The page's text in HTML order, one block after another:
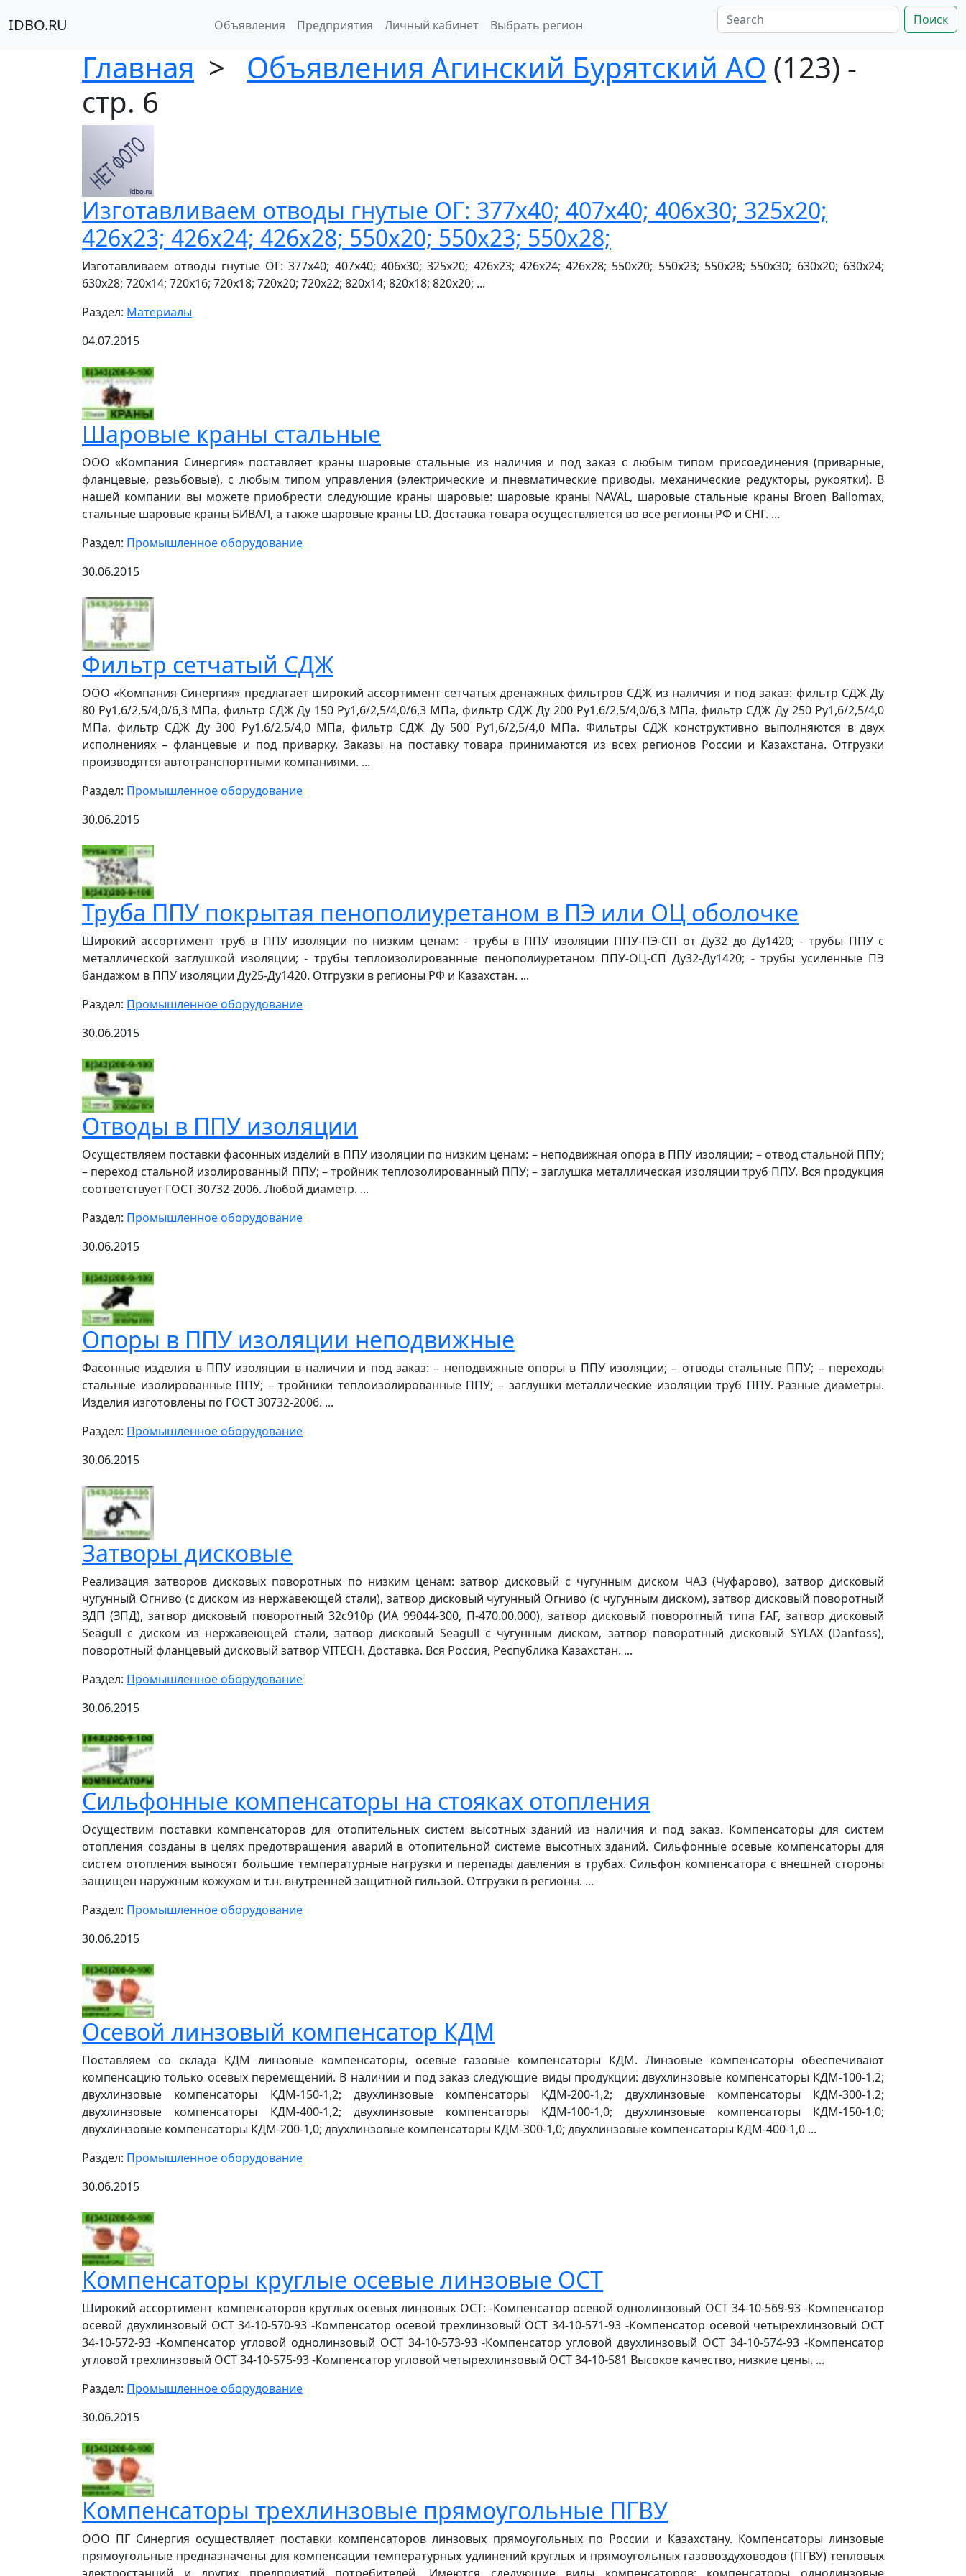
IDBO.RU Объявления Предприятия Личный кабинет Выбрать регион Поиск
Главная > Объявления Агинский Бурятский АО (123) -
стр. 6
Изготавливаем отводы гнутые ОГ: 377х40; 407х40; 406х30; 325х20;
426х23; 426х24; 426х28; 550х20; 550х23; 550х28;
Изготавливаем отводы гнутые ОГ: 377х40; 407х40; 406х30; 325х20; 426х23; 426х24; 426х28; 550х20; 550х23; 550х28; 550х30; 630х20; 630х24;
630х28; 720х14; 720х16; 720х18; 720х20; 720х22; 820х14; 820х18; 820х20; ...
Раздел: Материалы
04.07.2015
Шаровые краны стальные
ООО «Компания Синергия» поставляет краны шаровые стальные из наличия и под заказ с любым типом присоединения (приварные,
фланцевые, резьбовые), с любым типом управления (электрические и пневматические приводы, механические редукторы, рукоятки). В
нашей компании вы можете приобрести следующие краны шаровые: шаровые краны NAVAL, шаровые стальные краны Broen Ballomax,
стальные шаровые краны БИВАЛ, а также шаровые краны LD. Доставка товара осуществляется во все регионы РФ и СНГ. ...
Раздел: Промышленное оборудование
30.06.2015
Фильтр сетчатый СДЖ
ООО «Компания Синергия» предлагает широкий ассортимент сетчатых дренажных фильтров СДЖ из наличия и под заказ: фильтр СДЖ Ду
80 Ру1,6/2,5/4,0/6,3 МПа, фильтр СДЖ Ду 150 Ру1,6/2,5/4,0/6,3 МПа, фильтр СДЖ Ду 200 Ру1,6/2,5/4,0/6,3 МПа, фильтр СДЖ Ду 250 Ру1,6/2,5/4,0
МПа, фильтр СДЖ Ду 300 Ру1,6/2,5/4,0 МПа, фильтр СДЖ Ду 500 Ру1,6/2,5/4,0 МПа. Фильтры СДЖ конструктивно выполняются в двух
исполнениях – фланцевые и под приварку. Заказы на поставку товара принимаются из всех регионов России и Казахстана. Отгрузки
производятся автотранспортными компаниями. ...
Раздел: Промышленное оборудование
30.06.2015
Труба ППУ покрытая пенополиуретаном в ПЭ или ОЦ оболочке
Широкий ассортимент труб в ППУ изоляции по низким ценам: - трубы в ППУ изоляции ППУ-ПЭ-СП от Ду32 до Ду1420; - трубы ППУ с
металлической заглушкой изоляции; - трубы теплоизолированные пенополиуретаном ППУ-ОЦ-СП Ду32-Ду1420; - трубы усиленные ПЭ
бандажом в ППУ изоляции Ду25-Ду1420. Отгрузки в регионы РФ и Казахстан. ...
Раздел: Промышленное оборудование
30.06.2015
Отводы в ППУ изоляции
Осуществляем поставки фасонных изделий в ППУ изоляции по низким ценам: – неподвижная опора в ППУ изоляции; – отвод стальной ППУ;
– переход стальной изолированный ППУ; – тройник теплозолированный ППУ; – заглушка металлическая изоляции труб ППУ. Вся продукция
соответствует ГОСТ 30732-2006. Любой диаметр. ...
Раздел: Промышленное оборудование
30.06.2015
Опоры в ППУ изоляции неподвижные
Фасонные изделия в ППУ изоляции в наличии и под заказ: – неподвижные опоры в ППУ изоляции; – отводы стальные ППУ; – переходы
стальные изолированные ППУ; – тройники теплоизолированные ППУ; – заглушки металлические изоляции труб ППУ. Разные диаметры.
Изделия изготовлены по ГОСТ 30732-2006. ...
Раздел: Промышленное оборудование
30.06.2015
Затворы дисковые
Реализация затворов дисковых поворотных по низким ценам: затвор дисковый с чугунным диском ЧАЗ (Чуфарово), затвор дисковый
чугунный Огниво (с диском из нержавеющей стали), затвор дисковый чугунный Огниво (с чугунным диском), затвор дисковый поворотный
ЗДП (ЗПД), затвор дисковый поворотный 32с910р (ИА 99044-300, П-470.00.000), затвор дисковый поворотный типа FAF, затвор дисковый
Seagull с диском из нержавеющей стали, затвор дисковый Seagull с чугунным диском, затвор поворотный дисковый SYLAX (Danfoss),
поворотный фланцевый дисковый затвор VITECH. Доставка. Вся Россия, Республика Казахстан. ...
Раздел: Промышленное оборудование
30.06.2015
Сильфонные компенсаторы на стояках отопления
Осуществим поставки компенсаторов для отопительных систем высотных зданий из наличия и под заказ. Компенсаторы для систем
отопления созданы в целях предотвращения аварий в отопительной системе высотных зданий. Сильфонные осевые компенсаторы для
систем отопления выносят большие температурные нагрузки и перепады давления в трубах. Сильфон компенсатора с внешней стороны
защищен наружным кожухом и т.н. внутренней защитной гильзой. Отгрузки в регионы. ...
Раздел: Промышленное оборудование
30.06.2015
Осевой линзовый компенсатор КДМ
Поставляем со склада КДМ линзовые компенсаторы, осевые газовые компенсаторы КДМ. Линзовые компенсаторы обеспечивают
компенсацию только осевых перемещений. В наличии и под заказ следующие виды продукции: двухлинзовые компенсаторы КДМ-100-1,2;
двухлинзовые компенсаторы КДМ-150-1,2; двухлинзовые компенсаторы КДМ-200-1,2; двухлинзовые компенсаторы КДМ-300-1,2;
двухлинзовые компенсаторы КДМ-400-1,2; двухлинзовые компенсаторы КДМ-100-1,0; двухлинзовые компенсаторы КДМ-150-1,0;
двухлинзовые компенсаторы КДМ-200-1,0; двухлинзовые компенсаторы КДМ-300-1,0; двухлинзовые компенсаторы КДМ-400-1,0 ...
Раздел: Промышленное оборудование
30.06.2015
Компенсаторы круглые осевые линзовые ОСТ
Широкий ассортимент компенсаторов круглых осевых линзовых ОСТ: -Компенсатор осевой однолинзовый ОСТ 34-10-569-93 -Компенсатор
осевой двухлинзовый ОСТ 34-10-570-93 -Компенсатор осевой трехлинзовый ОСТ 34-10-571-93 -Компенсатор осевой четырехлинзовый ОСТ
34-10-572-93 -Компенсатор угловой однолинзовый ОСТ 34-10-573-93 -Компенсатор угловой двухлинзовый ОСТ 34-10-574-93 -Компенсатор
угловой трехлинзовый ОСТ 34-10-575-93 -Компенсатор угловой четырехлинзовый ОСТ 34-10-581 Высокое качество, низкие цены. ...
Раздел: Промышленное оборудование
30.06.2015
Компенсаторы трехлинзовые прямоугольные ПГВУ
ООО ПГ Синергия осуществляет поставки компенсаторов линзовых прямоугольных по России и Казахстану. Компенсаторы линзовые
прямоугольные предназначены для компенсации температурных удлинений круглых и прямоугольных газовоздуховодов (ПГВУ) тепловых